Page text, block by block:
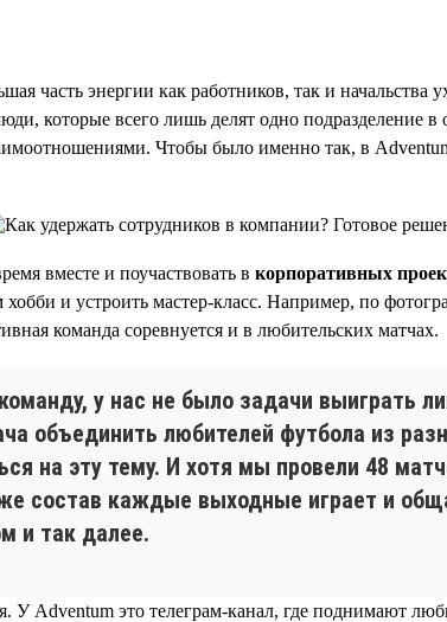
часть энергии как работников, так и начальства
которые всего лишь делят одно подразделение
Чтобы было именно так, в
вместе и поучаствовать в корпоративных
хобби и устроить мастер-класс. Например, по
команда соревнуется и в любительских матчах.
у нас не было задачи выиграть
объединить любителей футбола из
на эту тему. И хотя мы провели 48
состав каждые выходные играет и
и так далее.
Adventum это телеграм-канал, где поднимают